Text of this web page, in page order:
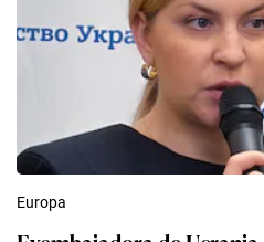
Europa